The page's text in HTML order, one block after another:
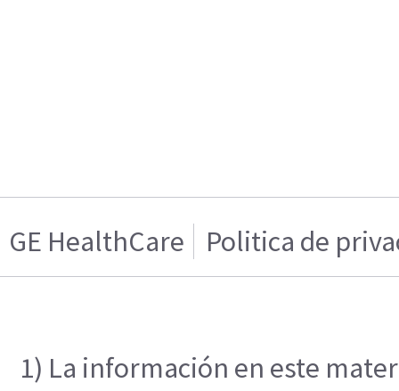
GE HealthCare Politica de
1) La información en este